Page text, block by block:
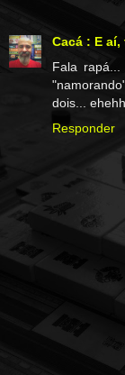
Cacá : E
Fala
dois...
Responder